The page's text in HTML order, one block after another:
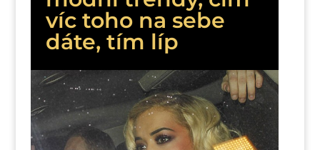
víc toho na sebe
dáte, tím líp